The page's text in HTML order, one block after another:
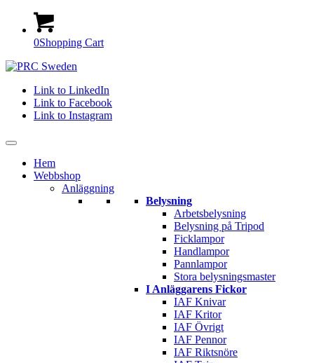
0Shopping Cart
Link to LinkedIn
Link to Facebook
Link to Instagram
Hem
Webbshop
Anläggning
Belysning
Arbetsbelysning
Belysning på Tripod
Ficklampor
Handlampor
Pannlampor
Stora belysningsmaster
I Anläggarens Fickor
IAF Knivar
IAF Kritor
IAF Övrigt
IAF Pennor
IAF Riktsnöre